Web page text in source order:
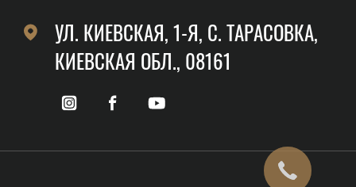
УЛ. КИЕВСКАЯ, 1-Я, C. ТАРАСОВКА,
КИЕВСКАЯ ОБЛ., 08161